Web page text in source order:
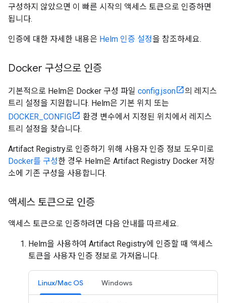
구성하지 않았으면 이 빠른 시작의 액세스 토큰으로 인증하면
됩니다.
인증에 대한 자세한 내용은 Helm 인증 설정을 참조하세요.
Docker 구성으로 인증
기본적으로 Helm은 Docker 구성 파일 config.json
의 레지스
트리 설정을 지원합니다. Helm은 기본 위치 또는
DOCKER_CONFIG
환경 변수에서 지정된 위치에서 레지스
트리 설정을 찾습니다.
Artifact Registry로 인증하기 위해 사용자 인증 정보 도우미로
Docker를 구성한 경우 Helm은 Artifact Registry Docker 저장
소에 기존 구성을 사용합니다.
액세스 토큰으로 인증
액세스 토큰으로 인증하려면 다음 안내를 따르세요.
Helm을 사용하여 Artifact Registry에 인증할 때 액세스
토큰을 사용자 인증 정보로 가져옵니다.
Linux/Mac OS Windows